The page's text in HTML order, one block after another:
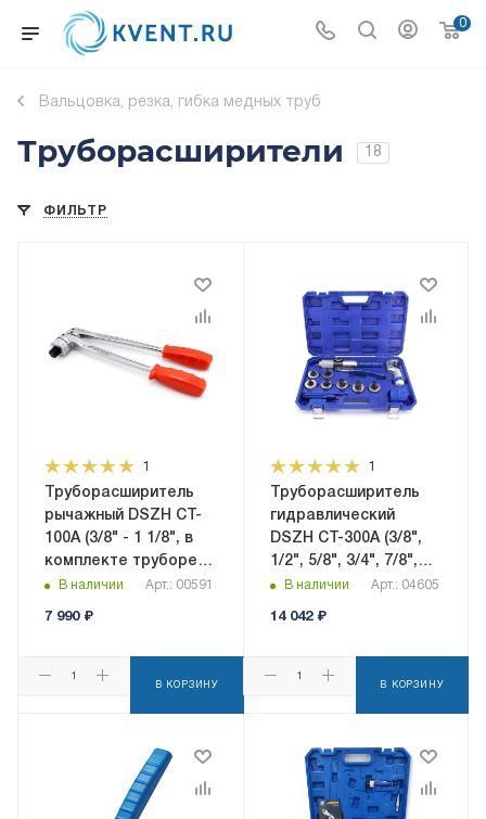
0
Вальцовка, резка, гибка медных труб
Труборасширители 18
ФИЛЬТР
1
Труборасширитель
рычажный DSZH CT-
100A (3/8" - 1 1/8", в
комплекте труборез
и риммер)
В наличии Арт.: 00591
7 990₽
В КОРЗИНУ
1
Труборасширитель
гидравлический
DSZH CT-300A (3/8",
1/2", 5/8", 3/4", 7/8",
1",1_1/8"; +труборез
В наличии Арт.: 04605
14 042₽
В КОРЗИНУ